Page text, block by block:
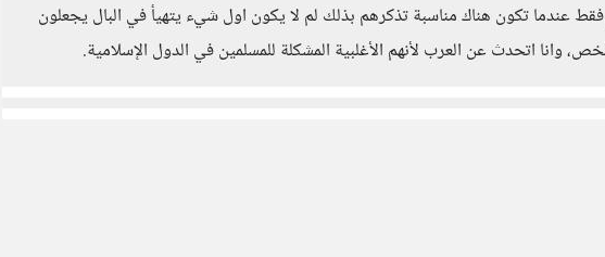
عندما تكون هناك مناسبة تذكرهم بذلك لم لا يكون اول شيء يتهيأ في البال يجعلون
وانا اتحدث عن العرب لأنهم الأغلبية المشكلة للمسلمين في الدول الإسلامية.